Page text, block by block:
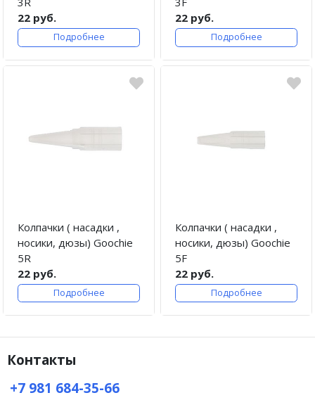
22 руб.
Подробнее
22 руб.
Подробнее
Колпачки ( насадки ,
носики, дюзы) Goochie
5R
22 руб.
Подробнее
Колпачки ( насадки ,
носики, дюзы) Goochie
5F
22 руб.
Подробнее
Контакты
+7 981 684-35-66